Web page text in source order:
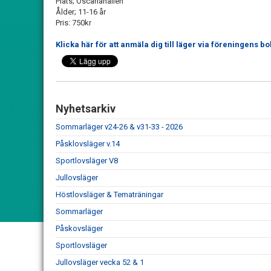
Ålder; 11-16 år
Pris: 750kr
Klicka här för att anmäla dig till läger via föreningens
Nyhetsarkiv
Sommarläger v24-26 & v31-33 - 2026
Påsklovsläger v.14
Sportlovsläger V8
Jullovsläger
Höstlovsläger & Tematräningar
Sommarläger
Påskovsläger
Sportlovsläger
Jullovsläger vecka 52 & 1